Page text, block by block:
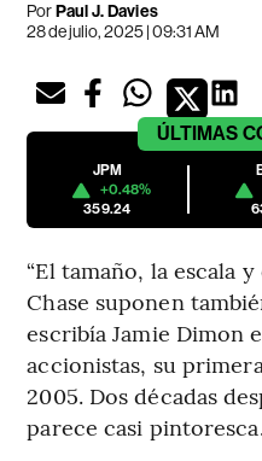
PorPaul J. Davies
28 de julio, 2025 | 09:31 AM
ÚLTIMAS
JPM
+0.48%
359.24
“El tamaño, la escala
Chase suponen
escribía Jamie Dimon
accionistas, su
2005. Dos décadas
parece casi